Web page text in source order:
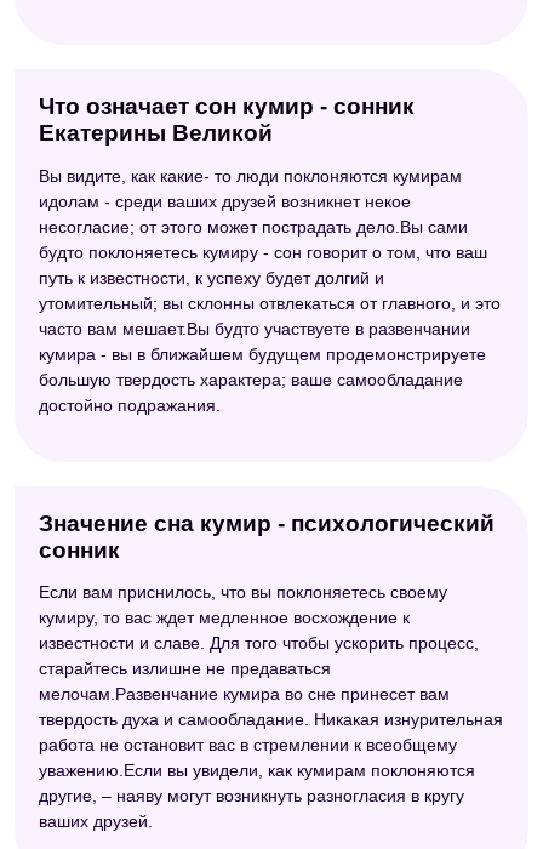
Что означает сон кумир - сонник
Екатерины Великой
Вы видите, как какие- то люди поклоняются кумирам
идолам - среди ваших друзей возникнет некое
несогласие; от этого может пострадать дело.Вы сами
будто поклоняетесь кумиру - сон говорит о том, что ваш
путь к известности, к успеху будет долгий и
утомительный; вы склонны отвлекаться от главного, и это
часто вам мешает.Вы будто участвуете в развенчании
кумира - вы в ближайшем будущем продемонстрируете
большую твердость характера; ваше самообладание
достойно подражания.
Значение сна кумир - психологический
сонник
Если вам приснилось, что вы поклоняетесь своему
кумиру, то вас ждет медленное восхождение к
известности и славе. Для того чтобы ускорить процесс,
старайтесь излишне не предаваться
мелочам.Развенчание кумира во сне принесет вам
твердость духа и самообладание. Никакая изнурительная
работа не остановит вас в стремлении к всеобщему
уважению.Если вы увидели, как кумирам поклоняются
другие, – наяву могут возникнуть разногласия в кругу
ваших друзей.